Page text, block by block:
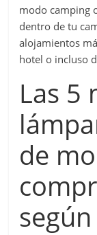
modo camping
dentro de tu
alojamientos
hotel o incluso
Las 5
de